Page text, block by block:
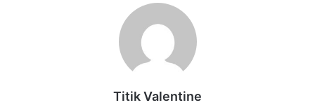
Titik Valentine